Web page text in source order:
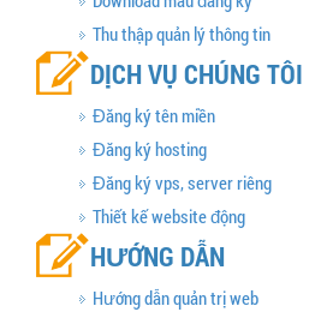
Thu thập quản lý thông tin
DỊCH VỤ CHÚNG TÔI
Đăng ký tên miền
Đăng ký hosting
Đăng ký vps, server riêng
Thiết kế website động
HƯỚNG DẪN
Hướng dẫn quản trị web